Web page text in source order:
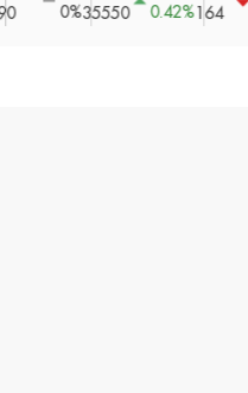
0%
35550
0.42% 164
0.61%